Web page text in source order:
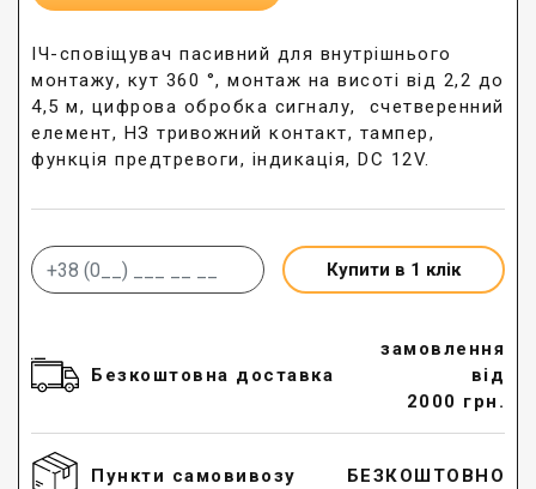
ІЧ-сповіщувач пасивний для внутрішнього
монтажу, кут 360 °, монтаж на висоті від 2,2 до
4,5 м, цифрова обробка сигналу, cчетверенний
елемент, НЗ тривожний контакт, тампер,
функція предтревоги, індикація, DC 12V.
Купити в 1 клік
Безкоштовна доставка
замовлення
від
2000 грн.
Пункти самовивозу БЕЗКОШТОВНО